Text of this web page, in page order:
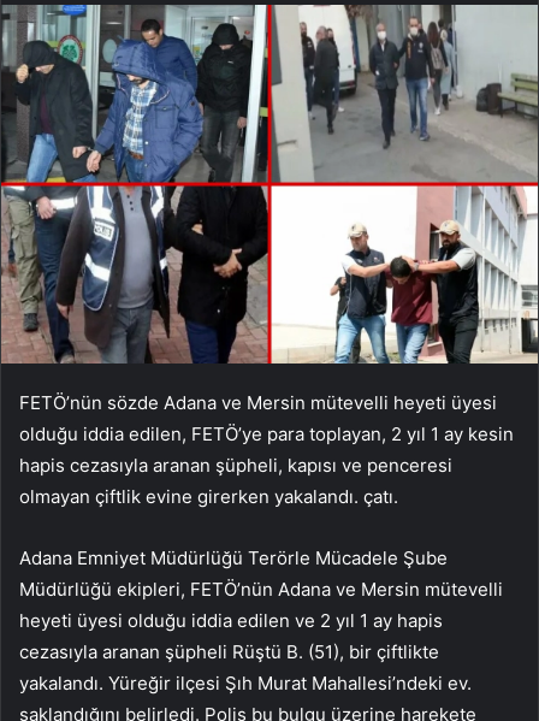
FETÖ’nün sözde Adana ve Mersin mütevelli heyeti üyesi
olduğu iddia edilen, FETÖ’ye para toplayan, 2 yıl 1 ay kesin
hapis cezasıyla aranan şüpheli, kapısı ve penceresi
olmayan çiftlik evine girerken yakalandı. çatı.
Adana Emniyet Müdürlüğü Terörle Mücadele Şube
Müdürlüğü ekipleri, FETÖ’nün Adana ve Mersin mütevelli
heyeti üyesi olduğu iddia edilen ve 2 yıl 1 ay hapis
cezasıyla aranan şüpheli Rüştü B. (51), bir çiftlikte
yakalandı. Yüreğir ilçesi Şıh Murat Mahallesi’ndeki ev.
saklandığını belirledi. Polis bu bulgu üzerine harekete